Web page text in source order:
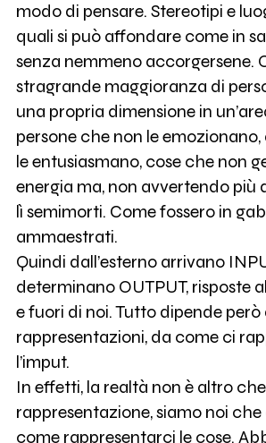
modo di pensare. Stereotipi e
quali si può affondare come in
senza nemmeno accorgersene.
stragrande maggioranza di
una propria dimensione in
persone che non le
le entusiasmano, cose che non
energia ma, non avvertendo più
lì semimorti. Come fossero in
ammaestrati.
Quindi dall’esterno arrivano
determinano OUTPUT, risposte
e fuori di noi. Tutto dipende però
rappresentazioni, da come ci
l’imput.
In effetti, la realtà non è altro
rappresentazione, siamo noi
come rappresentarci le cose.